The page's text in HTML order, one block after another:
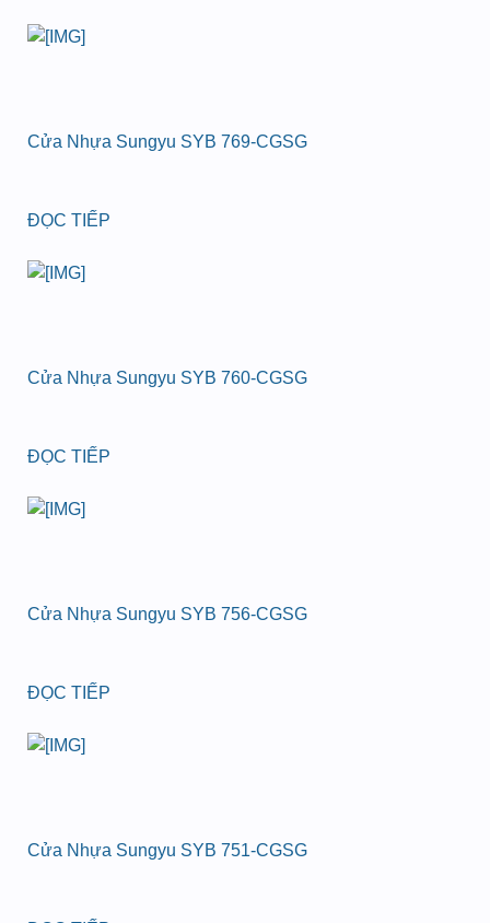
Cửa Nhựa Sungyu SYB 769-CGSG
ĐỌC TIẾP
Cửa Nhựa Sungyu SYB 760-CGSG
ĐỌC TIẾP
Cửa Nhựa Sungyu SYB 756-CGSG
ĐỌC TIẾP
Cửa Nhựa Sungyu SYB 751-CGSG